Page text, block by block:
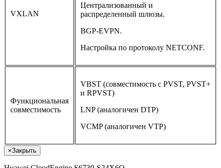
VXLAN
Централизованный и
распределенный шлюзы.
BGP-EVPN.
Настройка по протоколу NETCONF.
Функциональная
совместимость
VBST (совместимость с PVST, PVST+
и RPVST)
LNP (аналогичен DTP)
VCMP (аналогичен VTP)
×Закрыть